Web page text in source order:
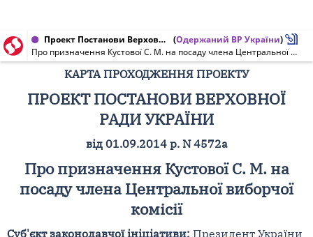
Проект Постанови Верховної Ради України від 01.09.2014 № 4572а (Одержаний ВР України)
Про призначення Кустової С. М. на посаду члена Центральної виборчої комісії